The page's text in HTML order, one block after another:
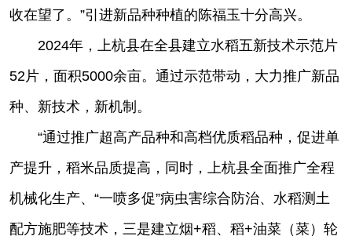
收在望了。”引进新品种种植的陈福玉十分高兴。
2024年，上杭县在全县建立水稻五新技术示范片
52片，面积5000余亩。通过示范带动，大力推广新品
种、新技术，新机制。
“通过推广超高产品种和高档优质稻品种，促进单
产提升，稻米品质提高，同时，上杭县全面推广全程
机械化生产、“一喷多促”病虫害综合防治、水稻测土
配方施肥等技术，三是建立烟+稻、稻+油菜（菜）轮